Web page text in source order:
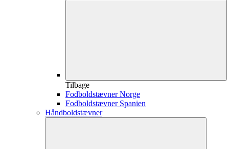
Tilbage
Fodboldstævner Norge
Fodboldstævner Spanien
Håndboldstævner